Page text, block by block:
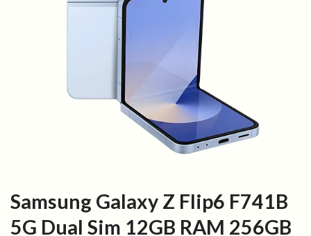
Samsung Galaxy Z Flip6 F741B
5G Dual Sim 12GB RAM 256GB